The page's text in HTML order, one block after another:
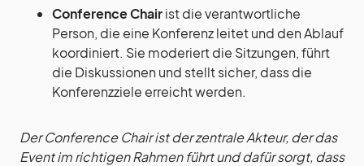
Conference Chairist die verantwortliche
Person, die eine Konferenz leitet und den Ablauf
koordiniert. Sie moderiert die Sitzungen, führt
die Diskussionen und stellt sicher, dass die
Konferenzziele erreicht werden.
Der Conference Chair ist der zentrale Akteur, der das
Event im richtigen Rahmen führt und dafür sorgt, dass